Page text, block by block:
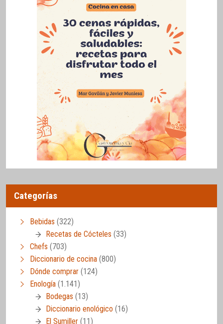
Categorías
Bebidas (322)
Recetas de Cócteles (33)
Chefs (703)
Diccionario de cocina (800)
Dónde comprar (124)
Enología (1.141)
Bodegas (13)
Diccionario enológico (16)
El Sumiller (11)